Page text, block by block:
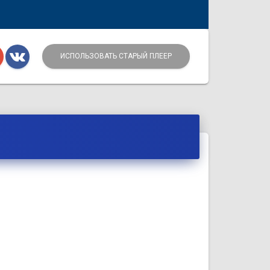
ИСПОЛЬЗОВАТЬ СТАРЫЙ ПЛЕЕР